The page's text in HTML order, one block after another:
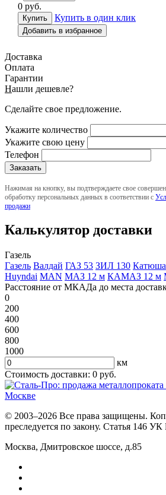
0 руб.
Купить в один клик
Добавить в избранное
Доставка
Оплата
Гарантии
Нашли дешевле?
Сделайте свое предложение.
Укажите количество
Укажите свою цену
Телефон
Нажимая на кнопку, вы подтверждаете свое
обработку персональных данных в соответствии с
продажи
Калькулятор доставки
Газель
Газель Валдай ГАЗ 53 ЗИЛ 130 Катюша
Huyndai MAN МАЗ 12 м КАМАЗ 12 м
Расстояние от МКАДа до места
0
200
400
600
800
1000
км
Стоимость доставки: 0 руб.
© 2003–2026 Все права защищены.
преследуется по закону. Статья 146
Москва, Дмитровское шоссе, д.85